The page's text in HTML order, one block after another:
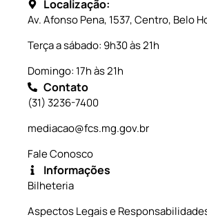
Localização:
Av. Afonso Pena, 1537, Centro, Belo
Terça a sábado: 9h30 às 21h
Domingo: 17h às 21h
Contato
(31) 3236-7400
mediacao@fcs.mg.gov.br
Fale Conosco
Informações
Bilheteria
Aspectos Legais e